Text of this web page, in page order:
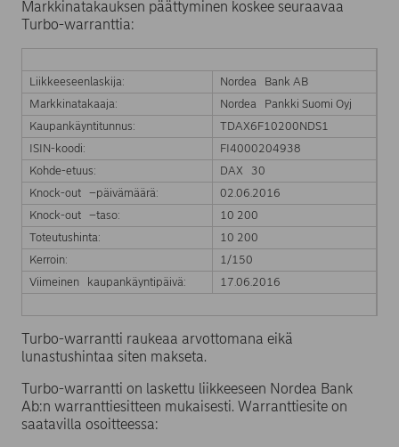
Markkinatakauksen päättyminen koskee seuraavaa
Turbo-warranttia:
Liikkeeseenlaskija:
Nordea Bank AB
Markkinatakaaja:
Nordea Pankki Suomi Oyj
Kaupankäyntitunnus:
TDAX6F10200NDS1
ISIN-koodi:
FI4000204938
Kohde-etuus:
DAX 30
Knock-out –päivämäärä:
02.06.2016
Knock-out –taso:
10 200
Toteutushinta:
10 200
Kerroin:
1/150
Viimeinen kaupankäyntipäivä:
17.06.2016
Turbo-warrantti raukeaa arvottomana eikä
lunastushintaa siten makseta.
Turbo-warrantti on laskettu liikkeeseen Nordea Bank
Ab:n warranttiesitteen mukaisesti. Warranttiesite on
saatavilla osoitteessa: